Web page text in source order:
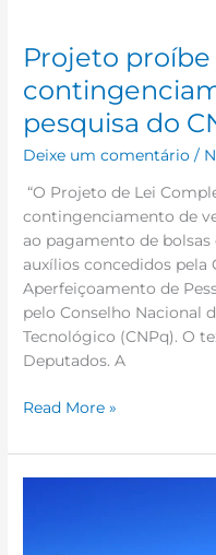
Projeto proíbe
pesquisa do
Deixe um comentário /
“O Projeto de Lei
contingenciamento de
ao pagamento de bolsas
auxílios concedidos pela
Aperfeiçoamento de
pelo Conselho Nacional
Tecnológico (CNPq). O
Deputados. A
Read More »